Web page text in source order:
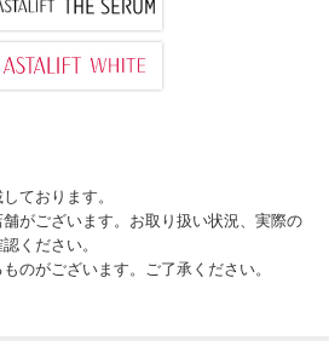
ております。
がございます。お取り扱い状況、実際の
ください。
のがございます。ご了承ください。